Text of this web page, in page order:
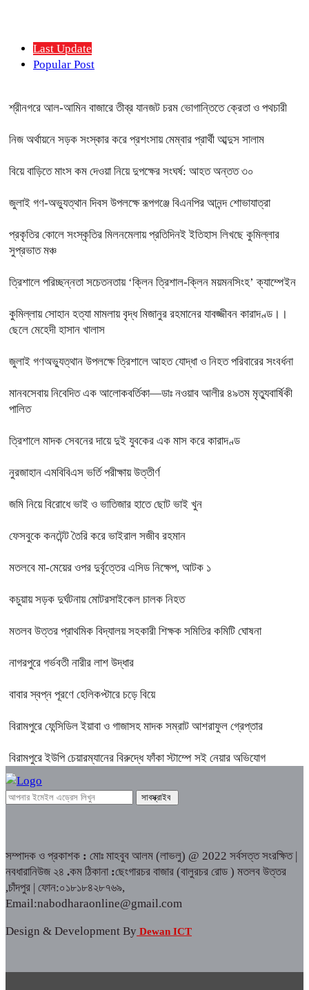
Last Update
Popular Post
শ্রীনগরে আল-আমিন বাজারে তীব্র যানজট চরম ভোগান্তিতে ক্রেতা ও পথচারী
নিজ অর্থায়নে সড়ক সংস্কার করে প্রশংসায় মেম্বার প্রার্থী আব্দুস সালাম
বিয়ে বাড়িতে মাংস কম দেওয়া নিয়ে দুপক্ষের সংঘর্ষ: আহত অন্তত ৩০ ​
জুলাই গণ-অভ্যুত্থান দিবস উপলক্ষে রূপগঞ্জে বিএনপির আনন্দ শোভাযাত্রা
প্রকৃতির কোলে সংস্কৃতির মিলনমেলায় প্রতিদিনই ইতিহাস লিখছে কুমিল্লার
সুপ্রভাত মঞ্চ
ত্রিশালে পরিচ্ছন্নতা সচেতনতায় ‘ক্লিন ত্রিশাল-ক্লিন ময়মনসিংহ’ ক্যাম্পেইন
কুমিল্লায় সোহান হত্যা মামলায় বৃদ্ধ মিজানুর রহমানের যাবজ্জীবন কারাদণ্ড।।
ছেলে মেহেদী হাসান খালাস
জুলাই গণঅভ্যুত্থান উপলক্ষে ত্রিশালে আহত যোদ্ধা ও নিহত পরিবারের সংবর্ধনা
মানবসেবায় নিবেদিত এক আলোকবর্তিকা—ডাঃ নওয়াব আলীর ৪৯তম মৃত্যুবার্ষিকী
পালিত
ত্রিশালে মাদক সেবনের দায়ে দুই যুবকের এক মাস করে কারাদণ্ড
নুরজাহান এমবিবিএস ভর্তি পরীক্ষায় উত্তীর্ণ
জমি নিয়ে বিরোধে ভাই ও ভাতিজার হাতে ছোট ভাই খুন
ফেসবুকে কনটেন্ট তৈরি করে ভাইরাল সজীব রহমান
মতলবে মা-মেয়ের ওপর দুর্বৃত্তের এসিড নিক্ষেপ, আটক ১
কচুয়ায় সড়ক দুর্ঘটনায় মোটরসাইকেল চালক নিহত
মতলব উত্তর প্রাথমিক বিদ্যালয় সহকারী শিক্ষক সমিতির কমিটি ঘোষনা
নাগরপুরে গর্ভবতী নারীর লাশ উদ্ধার
বাবার স্বপ্ন পূরণে হেলিকপ্টারে চড়ে বিয়ে
বিরামপুরে ফেন্সিডিল ইয়াবা ও গাজাসহ মাদক সম্রাট আশরাফুল গ্রেপ্তার
বিরামপুরে ইউপি চেয়ারম্যানের বিরুদ্ধে ফাঁকা স্টাম্পে সই নেয়ার অভিযোগ
সম্পাদক ও প্রকাশক : মোঃ মাহবুব আলম (লাভলু) @ 2022 সর্বসত্ত সংরক্ষিত |
নবধারানিউজ ২৪ .কম ঠিকানা :ছেংগারচর বাজার (বালুরচর রোড ) মতলব উত্তর
,চাঁদপুর | ফোন:০১৮১৮৪২৮৭৬৯,
Email:nabodharaonline@gmail.com
Design & Development By Dewan ICT